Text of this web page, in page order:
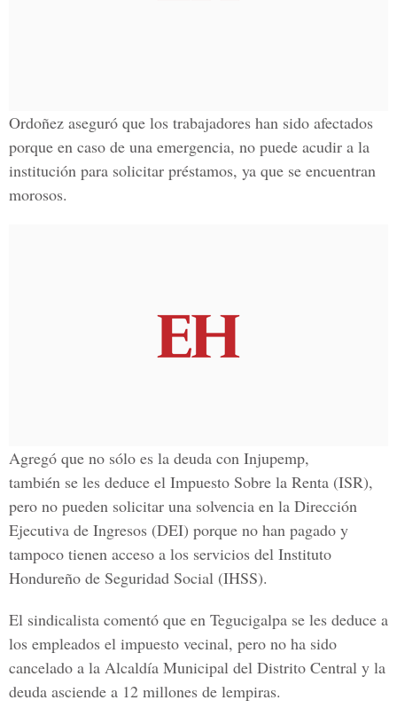
Ordoñez aseguró que los trabajadores han sido afectados
porque en caso de una emergencia, no puede acudir a la
institución para solicitar préstamos, ya que se encuentran
morosos.
Agregó que no sólo es la deuda con Injupemp,
también se les deduce el Impuesto Sobre la Renta (ISR),
pero no pueden solicitar una solvencia en la Dirección
Ejecutiva de Ingresos (DEI) porque no han pagado y
tampoco tienen acceso a los servicios del Instituto
Hondureño de Seguridad Social (IHSS).
El sindicalista comentó que en Tegucigalpa se les deduce a
los empleados el impuesto vecinal, pero no ha sido
cancelado a la Alcaldía Municipal del Distrito Central y la
deuda asciende a 12 millones de lempiras.